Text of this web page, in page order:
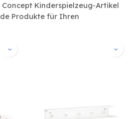
Concept Kinderspielzeug-Artikel
Produkte für Ihren